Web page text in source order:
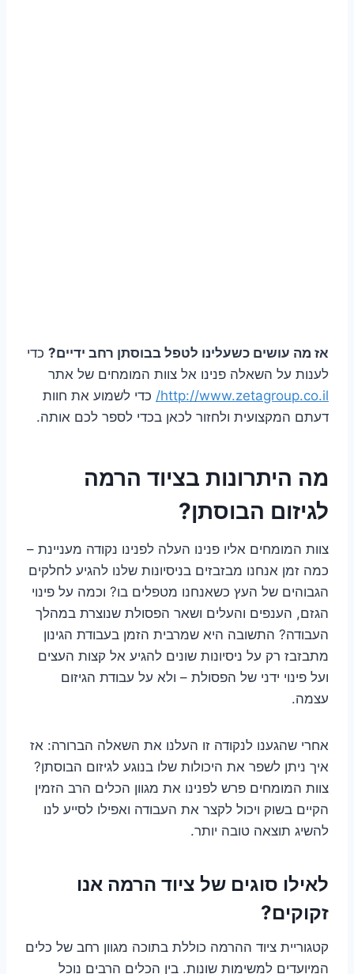
אז מה עושים כשעלינו לטפל בבוסתן רחב ידיים? כדי
לענות על השאלה פנינו אל צוות המומחים של אתר
http://www.zetagroup.co.il/
כדי לשמוע את חוות
דעתם המקצועית ולחזור לכאן בכדי לספר לכם אותה.
מה היתרונות בציוד הרמה
לגיזום הבוסתן?
צוות המומחים אליו פנינו העלה לפנינו נקודה מעניינת –
כמה זמן אנחנו מבזבזים בניסיונות שלנו להגיע לחלקים
הגבוהים של העץ כשאנחנו מטפלים בו? וכמה על פינוי
הגזם, הענפים והעלים ושאר הפסולת שנוצרת במהלך
העבודה? התשובה היא שמרבית הזמן בעבודת הגינון
מתבזבז רק על ניסיונות שונים להגיע אל קצות העצים
ועל פינוי ידני של הפסולת – ולא על עבודת הגיזום
עצמה.
אחרי שהגענו לנקודה זו העלנו את השאלה הברורה: אז
איך ניתן לשפר את היכולות שלו בנוגע לגיזום הבוסתן?
צוות המומחים פרש לפנינו את מגוון הכלים הרב הזמין
הקיים בשוק ויכול לקצר את העבודה ואפילו לסייע לנו
להשיג תוצאה טובה יותר.
לאילו סוגים של ציוד הרמה אנו
זקוקים?
קטגוריית ציוד ההרמה כוללת בתוכה מגוון רחב של כלים
המיועדים למשימות שונות. בין הכלים הרבים נוכל